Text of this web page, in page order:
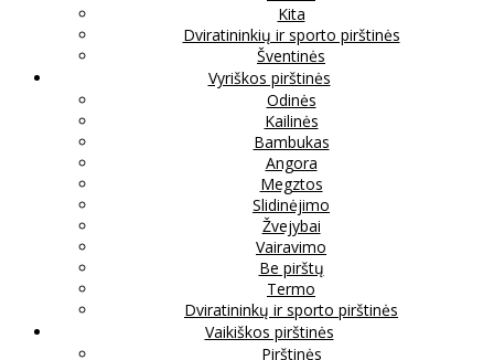
Kita
Dviratininkių ir sporto pirštinės
Šventinės
Vyriškos pirštinės
Odinės
Kailinės
Bambukas
Angora
Megztos
Slidinėjimo
Žvejybai
Vairavimo
Be pirštų
Termo
Dviratininkų ir sporto pirštinės
Vaikiškos pirštinės
Pirštinės